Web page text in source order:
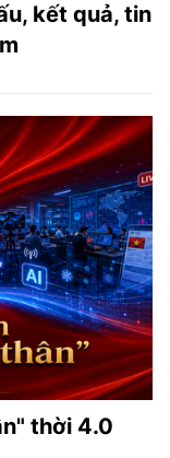
kết quả, tin
thời 4.0